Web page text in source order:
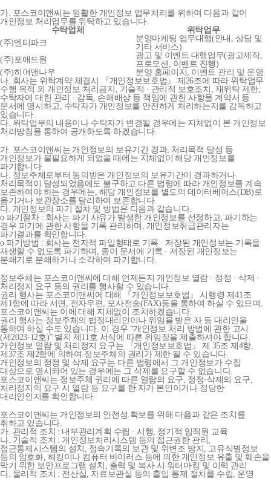
가. 포스코이앤씨는 원활한 개인정보 업무처리를 위하여 다음과 같이
개인정보 처리업무를 위탁하고 있습니다.
수탁업체
위탁업무
(주)엔티파크
분양마케팅 업무대행(안내, 상담 및
기타 서비스)
(주)포애드원
광고 및 이벤트 대행업무(광고제작,
프로모션, 이벤트 진행)
(주)히어앤나우
분양 홈페이지, 이벤트 관리 및 운영
나. 회사는 위탁계약 체결시 『개인정보보호법』 제26조에 따라 위탁업무
수행 목적 외 개인정보 처리금지, 기술적 · 관리적 보호조치, 재위탁 제한,
수탁자에 대한 관리 · 감독, 손해배상 등 책임에 관한 사항을 계약서 등
문서에 명시하고, 수탁자가 개인정보를 안전하게 처리하는지를 감독하고
있습니다.
다. 위탁업무의 내용이나 수탁자가 변경될 경우에는 지체없이 본 개인정보
처리방침을 통하여 공개하도록 하겠습니다.
가. 포스코이앤씨는 개인정보의 보유기간 경과, 처리목적 달성 등
개인정보가 불필요하게 되었을 때에는 지체없이 해당 개인정보를
파기합니다.
나. 정보주체로부터 동의받은 개인정보의 보유기간이 경과하거나
처리목적이 달성되었음에도 불구하고 다른 법령에 따라 개인정보를 계속
보존하여야 하는 경우에는, 해당 개인정보를 별도의 데이터베이스(DB)로
옮기거나 보관장소를 달리하여 보존합니다.
다. 개인정보의 파기 절차 및 방법은 다음과 같습니다.
o 파기절차 : 회사는 파기 사유가 발생한 개인정보를 선정하고, 파기하는
경우 파기에 관한 사항을 기록 관리하며, 개인정보취급관리자는
파기결과를 확인합니다.
o 파기방법 : 회사는 전자적 파일형태로 기록 · 저장된 개인정보는 기록을
재생할 수 없도록 파기하며, 종이 문서에 기록 · 저장된 개인정보는
분쇄기로 분쇄하거나 소각하여 파기합니다.
정보주체는 포스코이앤씨에 대해 언제든지 개인정보 열람 · 정정 · 삭제 ·
처리정지 요구 등의 권리를 행사할 수 있습니다.
권리 행사는 포스코이앤씨에 대해 『개인정보보호법』 시행령 제41조
제1항에 따라 서면, 전자우편, 모사전송(FAX)등을 통하여 하실 수 있으며,
포스코이앤씨는 이에 대해 지체없이 조치하겠습니다.
권리 행사는 정보주체의 법정대리인이나 위임을 받은 자 등 대리인을
통하여 하실 수도 있습니다. 이 경우 “개인정보 처리 방법에 관한 고시
(제2023-12호)” 별지 제11호 서식에 따른 위임장을 제출하셔야 합니다.
개인정보 열람 및 처리정지 요구는 『개인정보보호법』 제 35조 제4항,
제37조 제2항에 의하여 정보주체의 권리가 제한 될 수 있습니다.
개인정보의 정정 및 삭제 요구는 다른 법령에서 그 개인정보가 수집
대상으로 명시되어 있는 경우에는 그 삭제를 요구할 수 없습니다.
포스코이앤씨는 정보주체 권리에 따른 열람의 요구, 정정·삭제의 요구,
처리정지의 요구 시 열람 등 요구를 한 자가 본인이거나 정당한
대리인인지를 확인합니다.
포스코이앤씨는 개인정보의 안전성 확보를 위해 다음과 같은 조치를
취하고 있습니다.
가. 관리적 조치 : 내부관리계획 수립 · 시행, 정기적 임직원 교육
나. 기술적 조치 : 개인정보처리시스템 등의 접근권한 관리,
접근통제시스템의 설치, 접속기록의 보관 및 위변조 방지, 고유식별정보
등의 암호화, 해킹이나 컴퓨터 바이러스 등에 의한 개인정보 유출 및 훼손을
막기 위한 보안프로그램 설치, 출력 및 복사 시 워터마킹 및 이력 관리
다. 물리적 조치 : 전산실, 자료보관실 등의 출입 통제 절차를 수립, 운영